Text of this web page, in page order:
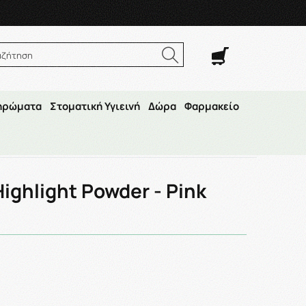
Σαβ. 8:00π.μ.–14:30μ.μ
Στοματική Υγιεινή Δώρα Φαρμακείο
Powder - Pink